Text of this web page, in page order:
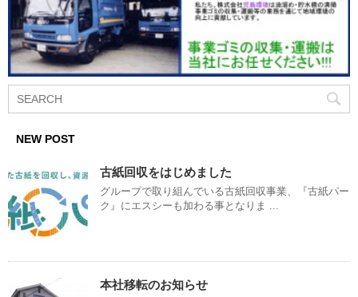
NEW POST
古紙回収をはじめました
グループで取り組んでいる古紙回収事業、『古紙パー
ク』にエスシーも加わる事となりま ...
本社移転のお知らせ